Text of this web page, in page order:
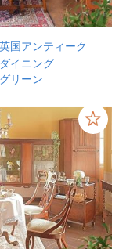
英国アンティーク
ダイニング
グリーン